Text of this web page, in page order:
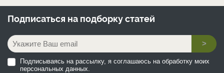
Подписаться на подборку статей
>
Подписываясь на рассылку, я соглашаюсь на обработку моих
персональных данных.